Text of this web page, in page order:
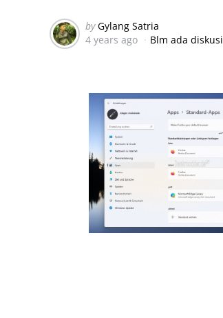
Posted
by
by Gylang Satria
4 years ago
Blm ada diskusi